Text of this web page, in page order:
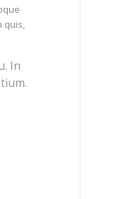
quis,
In